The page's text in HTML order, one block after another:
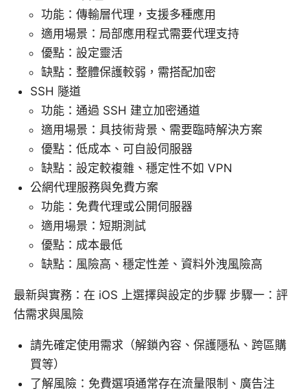
功能：傳輸層代理，支援多種應用
適用場景：局部應用程式需要代理支持
優點：設定靈活
缺點：整體保護較弱，需搭配加密
SSH 隧道
功能：通過 SSH 建立加密通道
適用場景：具技術背景、需要臨時解決方案
優點：低成本、可自設伺服器
缺點：設定較複雜、穩定性不如 VPN
公網代理服務與免費方案
功能：免費代理或公開伺服器
適用場景：短期測試
優點：成本最低
缺點：風險高、穩定性差、資料外洩風險高
最新與實務：在 iOS 上選擇與設定的步驟 步驟一：評
估需求與風險
請先確定使用需求（解鎖內容、保護隱私、跨區購
買等）
了解風險：免費選項通常存在流量限制、廣告注